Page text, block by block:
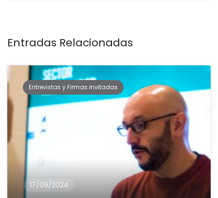
Entradas Relacionadas
Entrevistas y Firmas invitadas
17/09/2024